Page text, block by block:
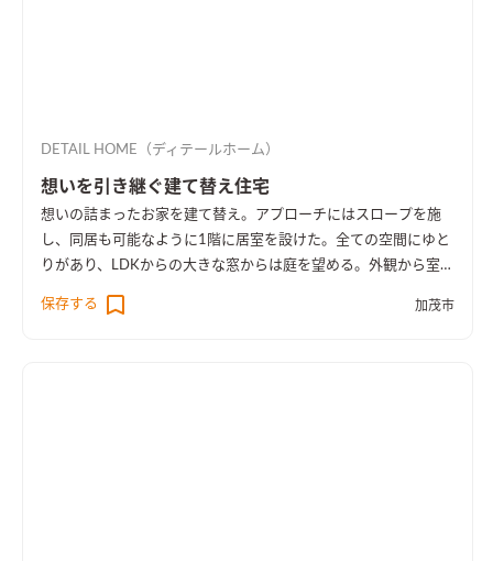
DETAIL HOME（ディテールホーム）
想いを引き継ぐ建て替え住宅
想いの詰まったお家を建て替え。アプローチにはスロープを施
し、同居も可能なように1階に居室を設けた。全ての空間にゆと
りがあり、LDKからの大きな窓からは庭を望める。外観から室内
保存する
加茂市